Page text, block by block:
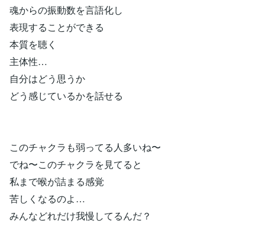
魂からの振動数を言語化し
表現することができる
本質を聴く
主体性…
自分はどう思うか
どう感じているかを話せる
このチャクラも弱ってる人多いね〜
でね〜このチャクラを見てると
私まで喉が詰まる感覚
苦しくなるのよ…
みんなどれだけ我慢してるんだ？